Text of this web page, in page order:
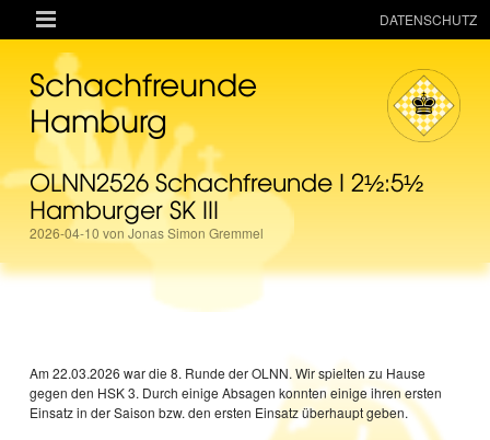

AKTUELLES
RESSOURCEN
VEREIN
MANNSCHAFTEN
TURNIERE
TERMINE
Schachfreunde
Hamburg
OLNN2526 Schachfreunde I 2½:5½
Hamburger SK III
2026-04-10 von Jonas Simon Gremmel
Am 22.03.2026 war die 8. Runde der OLNN. Wir spielten zu Hause
gegen den HSK 3. Durch einige Absagen konnten einige ihren ersten
Einsatz in der Saison bzw. den ersten Einsatz überhaupt geben.
DATENSCHUTZ